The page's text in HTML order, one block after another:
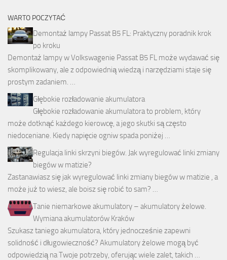
WARTO POCZYTAĆ
Demontaż lampy Passat B5 FL: Praktyczny poradnik krok
po kroku
Demontaż lampy w Volkswagenie Passat B5 FL może wydawać się
skomplikowany, ale z odpowiednią wiedzą i narzędziami staje się
prostym zadaniem. …
Głębokie rozładowanie akumulatora
Głębokie rozładowanie akumulatora to problem, który
może dotknąć każdego kierowcę, a jego skutki są często
niedoceniane. Kiedy napięcie ogniw spada poniżej …
Regulacja linki skrzyni biegów. Jak wyregulować linki zmiany
biegów w matizie?
Zastanawiasz się jak wyregulować linki zmiany biegów w matizie , a
może już to wiesz, ale boisz się robić to sam? …
Tanie niemarkowe akumulatory – akumulatory żelowe.
Wymiana akumulatorów Kraków
Szukasz taniego akumulatora, który jednocześnie zapewni
solidność i długowieczność? Akumulatory żelowe mogą być
odpowiedzią na Twoje potrzeby, oferując wiele zalet, takich …